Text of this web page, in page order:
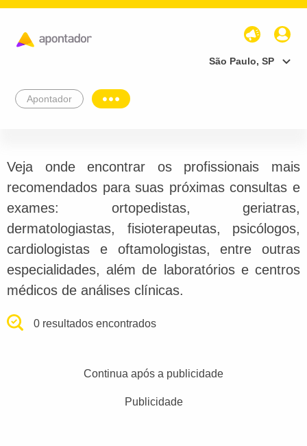
São Paulo, SP
Apontador
Veja onde encontrar os profissionais mais
recomendados para suas próximas consultas e
exames: ortopedistas, geriatras,
dermatologiastas, fisioterapeutas, psicólogos,
cardiologistas e oftamologistas, entre outras
especialidades, além de laboratórios e centros
médicos de análises clínicas.
0 resultados encontrados
Continua após a publicidade
Publicidade